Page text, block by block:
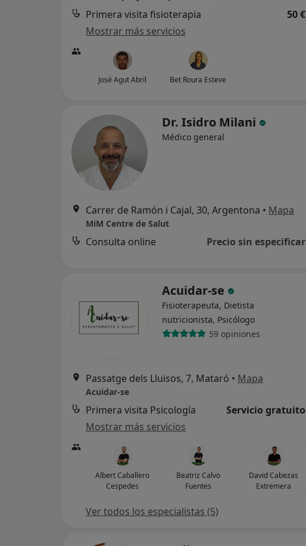
Primera visita fisioterapia
50 €
Mostrar más servicios
José Agut Abril Bet Roura Esteve
Dr. Isidro Milani
Médico general
Carrer de Ramón i Cajal, 30, Argentona • Mapa
MiM Centre de Salut
Consulta online Precio sin especificar
Acuidar-se
Fisioterapeuta, Dietista
nutricionista, Psicólogo
59 opiniones
Passatge dels Lluïsos, 7, Mataró • Mapa
Acuidar-se
Primera visita Psicología
Servicio gratuito
Mostrar más servicios
Albert Caballero
Cespedes
Beatriz Calvo
Fuentes
David Cabezas
Extremera
Ver todos los especialistas (5)